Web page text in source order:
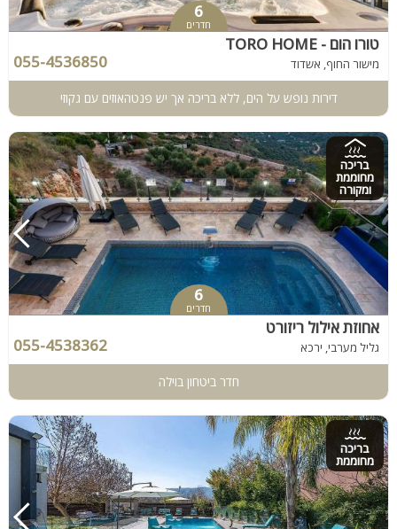
6
חדרים
טורו הום - TORO HOME
מישור החוף, אשדוד 055-4536850
דירות נופש על הים, ללא בריכה אך יש פנטהאוזים עם גקוזי
בריכה
מחוממת
ומקורה
6
חדרים
אחוזת אילול ריזורט
גליל מערבי, ירכא 055-4538362
חדר ביטחון בוילה
בריכה
מחוממת